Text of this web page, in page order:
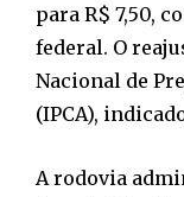
para R$ 7,50,
federal. O
Nacional de
(IPCA),
A rodovia